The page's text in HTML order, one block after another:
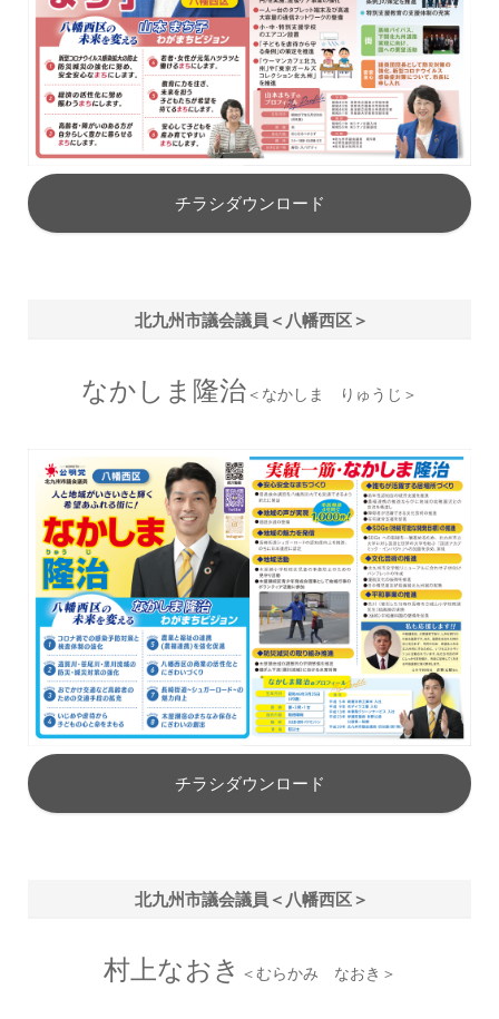
チラシダウンロード
北九州市議会議員＜八幡西区＞
なかしま隆治 ＜なかしま りゅうじ＞
チラシダウンロード
北九州市議会議員＜八幡西区＞
村上なおき ＜むらかみ なおき＞